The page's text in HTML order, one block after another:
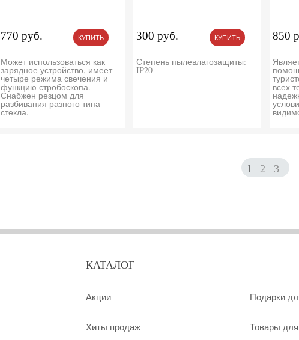
770 руб. КУПИТЬ
Может использоваться как
зарядное устройство, имеет
четыре режима свечения и
функцию стробоскопа.
Снабжен резцом для
разбивания разного типа
стекла.
300 руб. КУПИТЬ
Степень пылевлагозащиты:
IP20
850
всех
1 2 3
КАТАЛОГ
Акции
Хиты продаж
Подарки
Товары